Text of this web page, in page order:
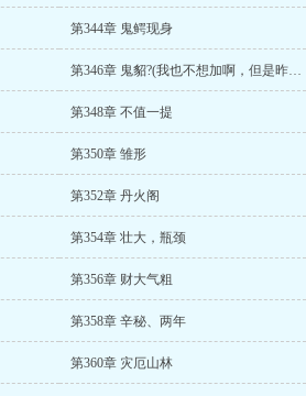
第344章 鬼鳄现身
第346章 鬼貂?(我也不想加啊，但是昨天三张催更符啊)
第348章 不值一提
第350章 雏形
第352章 丹火阁
第354章 壮大，瓶颈
第356章 财大气粗
第358章 辛秘、两年
第360章 灾厄山林